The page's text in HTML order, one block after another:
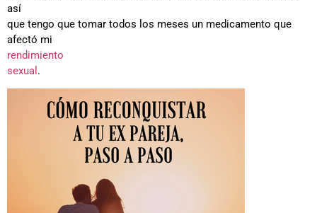
así
que tengo que tomar todos los meses un medicamento que
afectó mi
rendimiento
sexual .